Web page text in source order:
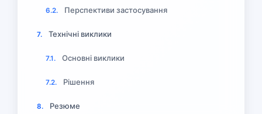
6.2. Перспективи застосування
7. Технічні виклики
7.1. Основні виклики
7.2. Рішення
8. Резюме